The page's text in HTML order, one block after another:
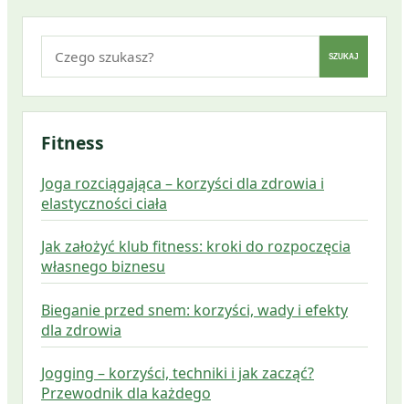
SZUKAJ
Fitness
Joga rozciągająca – korzyści dla zdrowia i
elastyczności ciała
Jak założyć klub fitness: kroki do rozpoczęcia
własnego biznesu
Bieganie przed snem: korzyści, wady i efekty
dla zdrowia
Jogging – korzyści, techniki i jak zacząć?
Przewodnik dla każdego